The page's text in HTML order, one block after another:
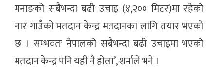
मनाङको सबैभन्दा बढी उचाइ (४,२०० मिटर)मा रहेको
नार गाउँको मतदान केन्द्र मतदानका लागि तयार भएको
छ । सम्भवतः नेपालको सबैभन्दा बढी उचाइमा भएको
मतदान केन्द्र पनि यही नै होला’, शर्माले भने ।